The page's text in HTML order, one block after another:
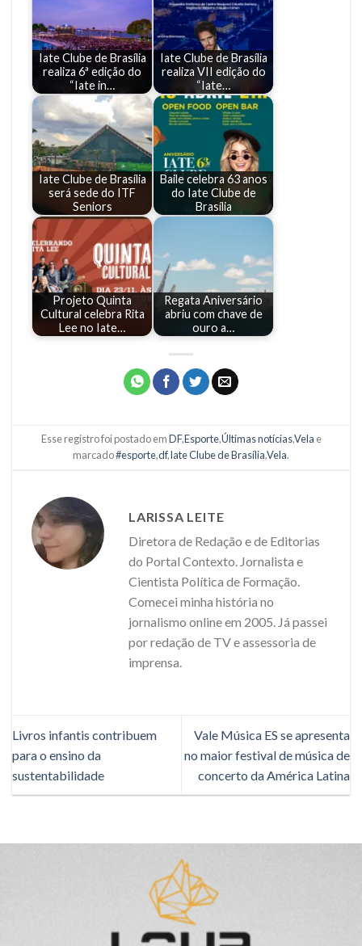
Iate Clube de Brasília
realiza 6ª edição do
“Iate in…
Iate Clube de Brasília
realiza VII edição do
“Iate…
Iate Clube de Brasília
será sede do ITF
Seniors
Baile celebra 63 anos
do Iate Clube de
Brasília
Projeto Quinta
Cultural celebra Rita
Lee no Iate…
Regata Aniversário
abriu com chave de
ouro a…
Esse registro foi postado emDF,Esporte,Últimas notícias,Vela e
marcado#esporte,df,Iate Clube de Brasília,Vela.
LARISSA LEITE
Diretora de Redação e de Editorias
do Portal Contexto. Jornalista e
Cientista Política de Formação.
Comecei minha história no
jornalismo online em 2005. Já passei
por redação de TV e assessoria de
imprensa.
Livros infantis contribuem
para o ensino da
sustentabilidade
Vale Música ES se apresenta
no maior festival de música de
concerto da América Latina